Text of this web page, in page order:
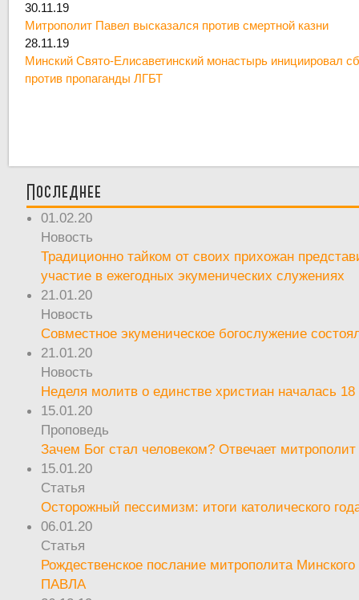
30.11.19
Митрополит Павел высказался против смертной казни
28.11.19
Минский Свято-Елисаветинский монастырь инициировал
против пропаганды ЛГБТ
Последнее
01.02.20
Новость
Традиционно тайком от своих прихожан
участие в ежегодных экуменических служениях
21.01.20
Новость
Совместное экуменическое богослужение
21.01.20
Новость
Неделя молитв о единстве христиан началась 18
15.01.20
Проповедь
Зачем Бог стал человеком? Отвечает
15.01.20
Статья
Осторожный пессимизм: итоги католического
06.01.20
Статья
Рождественское послание митрополита Минского
ПАВЛА